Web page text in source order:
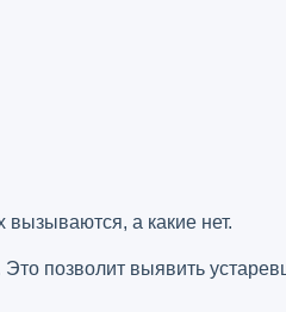
вызываются, а какие нет.
позволит выявить